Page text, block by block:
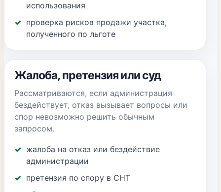
использования
проверка рисков продажи участка,
полученного по льготе
Жалоба, претензия или суд
Рассматриваются, если администрация
бездействует, отказ вызывает вопросы или
спор невозможно решить обычным
запросом.
жалоба на отказ или бездействие
администрации
претензия по спору в СНТ